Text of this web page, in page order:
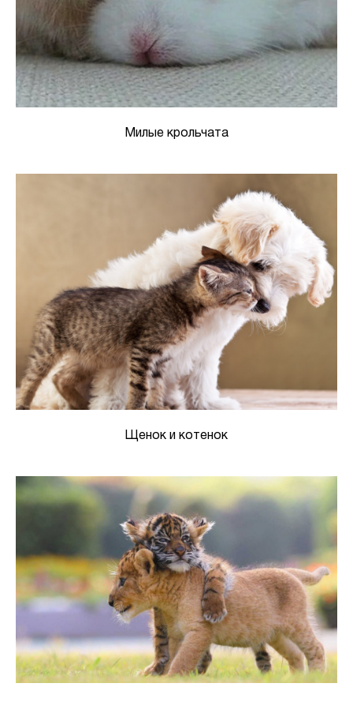
Милые крольчата
Щенок и котенок